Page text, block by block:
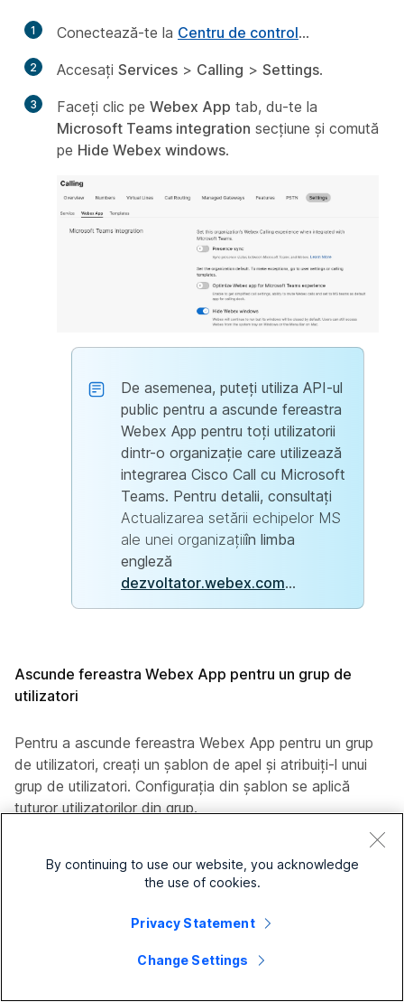
1 Conectează-te la Centru de control...
2 Accesaţi Services > Calling > Settings.
3 Faceți clic pe Webex App tab, du-te la
Microsoft Teams integration secțiune și comută
pe Hide Webex windows.
De asemenea, puteți utiliza API-ul
public pentru a ascunde fereastra
Webex App pentru toți utilizatorii
dintr-o organizație care utilizează
integrarea Cisco Call cu Microsoft
Teams. Pentru detalii, consultați
Actualizarea setării echipelor MS
ale unei organizațiiîn limba
engleză
dezvoltator.webex.com...
Ascunde fereastra Webex App pentru un grup de
utilizatori
Pentru a ascunde fereastra Webex App pentru un grup
de utilizatori, creați un șablon de apel și atribuiți-l unui
grup de utilizatori. Configurația din șablon se aplică
tuturor utilizatorilor din grup.
fereastra Webex App:
> Webex App.
By continuing to use our website, you acknowledge
the use of cookies.
Privacy Statement
Change Settings